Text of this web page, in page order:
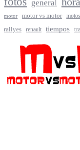
general
motor motor vs motor motos
rallyes renault tiempos